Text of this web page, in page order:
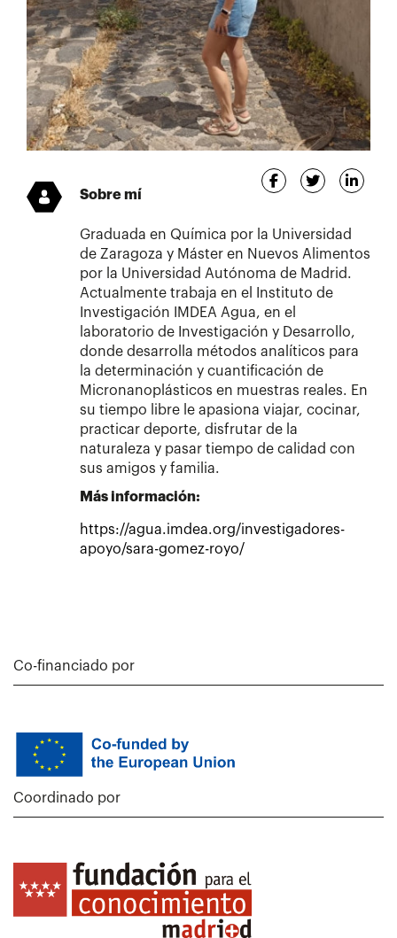
Sobre mí
Graduada en Química por la Universidad
de Zaragoza y Máster en Nuevos Alimentos
por la Universidad Autónoma de Madrid.
Actualmente trabaja en el Instituto de
Investigación IMDEA Agua, en el
laboratorio de Investigación y Desarrollo,
donde desarrolla métodos analíticos para
la determinación y cuantificación de
Micronanoplásticos en muestras reales. En
su tiempo libre le apasiona viajar, cocinar,
practicar deporte, disfrutar de la
naturaleza y pasar tiempo de calidad con
sus amigos y familia.
Más información:
https://agua.imdea.org/investigadores-
apoyo/sara-gomez-royo/
Co-financiado por
Coordinado por